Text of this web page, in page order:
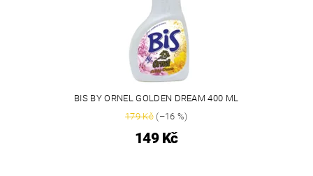
BIS BY ORNEL GOLDEN DREAM 400 ML
179 Kč(–16 %)
149 Kč